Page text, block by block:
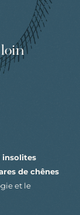
insolites
de chênes
et le